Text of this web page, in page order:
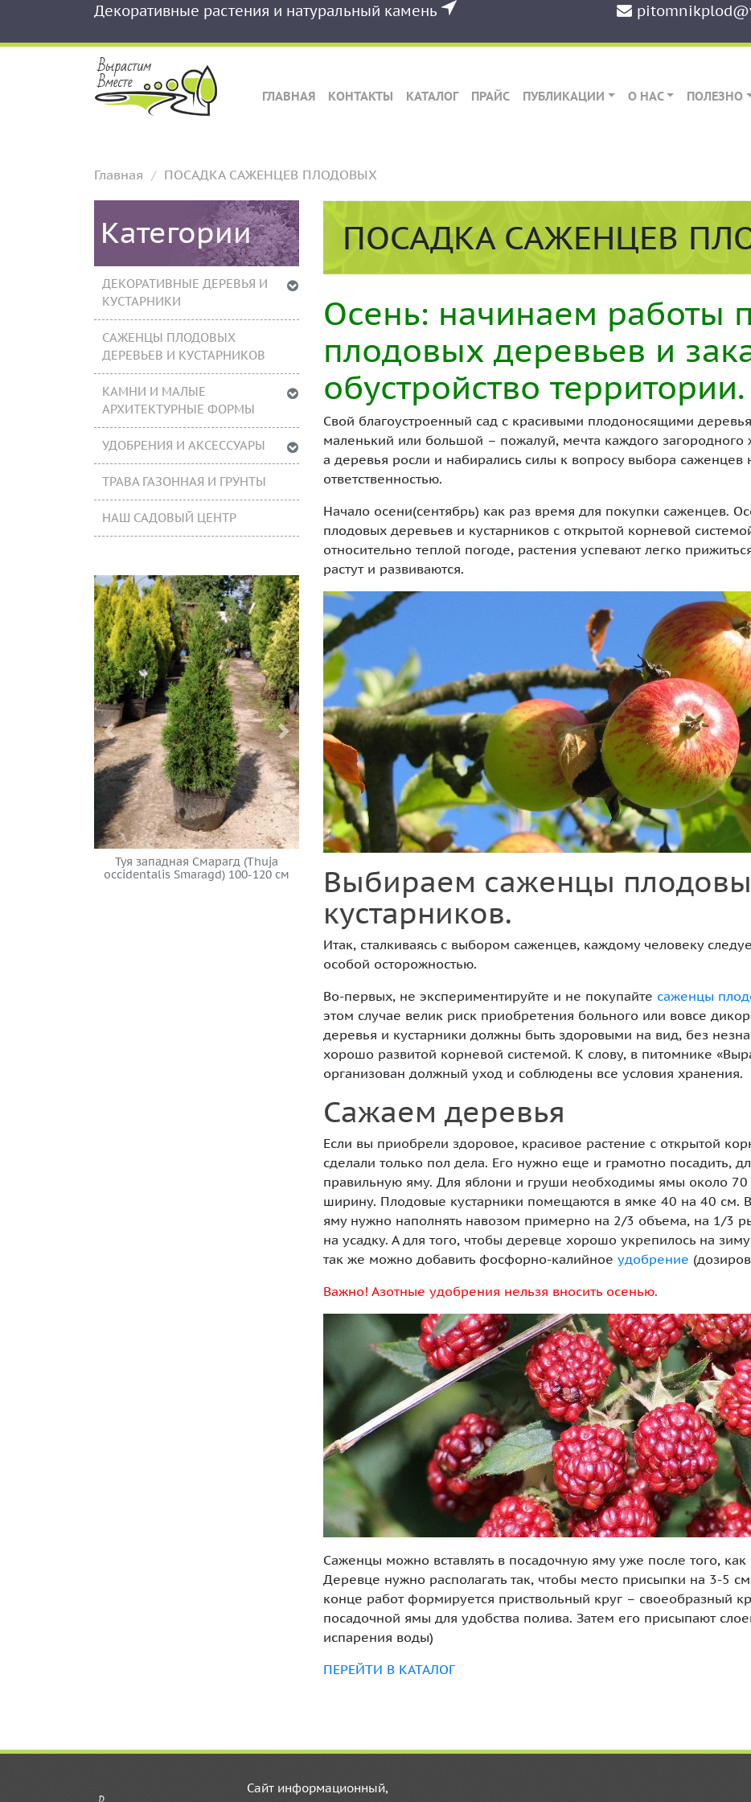
Декоративные растения и натуральный камень
ГЛАВНАЯ КОНТАКТЫ КАТАЛОГ ПРАЙС ПУБЛИКАЦИИ О НАС ПОЛЕЗНО
Главная ПОСАДКА САЖЕНЦЕВ ПЛОДОВЫХ
Категории
ДЕКОРАТИВНЫЕ ДЕРЕВЬЯ И
КУСТАРНИКИ
САЖЕНЦЫ ПЛОДОВЫХ
ДЕРЕВЬЕВ И КУСТАРНИКОВ
КАМНИ И МАЛЫЕ
АРХИТЕКТУРНЫЕ ФОРМЫ
УДОБРЕНИЯ И АКСЕССУАРЫ
ТРАВА ГАЗОННАЯ И ГРУНТЫ
НАШ САДОВЫЙ ЦЕНТР
Туя западная Смарагд (Thuja
occidentalis Smaragd) 100-120 см
occidentalis Smaragd) 250-260 см
Previous Next
ПОСАДКА САЖЕНЦЕВ
Осень: начинаем работы
плодовых деревьев и
обустройство территории.
Свой благоустроенный сад с красивыми плодоносящими
маленький или большой – пожалуй, мечта каждого загородного
а деревья росли и набирались силы к вопросу выбора саженцев
ответственностью.
Начало осени(сентябрь) как раз время для покупки саженцев.
плодовых деревьев и кустарников с открытой корневой
относительно теплой погоде, растения успевают легко
растут и развиваются.
Выбираем саженцы
кустарников.
Итак, сталкиваясь с выбором саженцев, каждому человеку
особой осторожностью.
Во-первых, не экспериментируйте и не покупайте саженцы
этом случае велик риск приобретения больного или вовсе
деревья и кустарники должны быть здоровыми на вид, без
хорошо развитой корневой системой. К слову, в питомнике
организован должный уход и соблюдены все условия хранения.
Сажаем деревья
Если вы приобрели здоровое, красивое растение с открытой
сделали только пол дела. Его нужно еще и грамотно посадить,
правильную яму. Для яблони и груши необходимы ямы около 70
ширину. Плодовые кустарники помещаются в ямке 40 на 40 см.
яму нужно наполнять навозом примерно на 2/3 объема, на 1/3
на усадку. А для того, чтобы деревце хорошо укрепилось на
так же можно добавить фосфорно-калийное удобрение
Важно! Азотные удобрения нельзя вносить осенью.
Саженцы можно вставлять в посадочную яму уже после того,
Деревце нужно располагать так, чтобы место присыпки на 3-5
конце работ формируется приствольный круг – своеобразный
посадочной ямы для удобства полива. Затем его присыпают
испарения воды)
ПЕРЕЙТИ В КАТАЛОГ
Сайт информационный,